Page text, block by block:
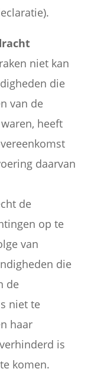
niet kan
die
van de
heeft
daarvan
de
op te
van
die
de
niet te
haar
is
komen.